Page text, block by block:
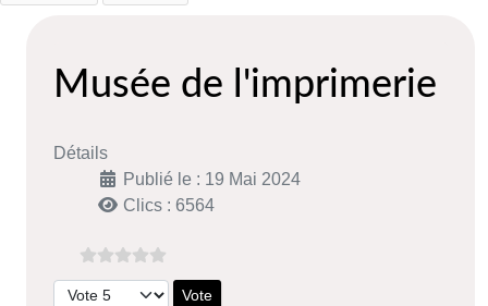
Musée de l'imprimerie
Détails
Publié le : 19 Mai 2024
Clics : 6564
Veuillez voter